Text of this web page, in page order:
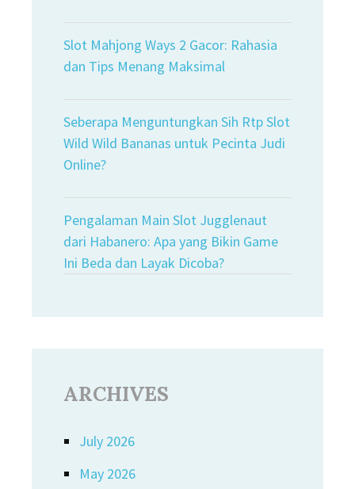
Slot Mahjong Ways 2 Gacor: Rahasia
dan Tips Menang Maksimal
Seberapa Menguntungkan Sih Rtp Slot
Wild Wild Bananas untuk Pecinta Judi
Online?
Pengalaman Main Slot Jugglenaut
dari Habanero: Apa yang Bikin Game
Ini Beda dan Layak Dicoba?
ARCHIVES
July 2026
May 2026